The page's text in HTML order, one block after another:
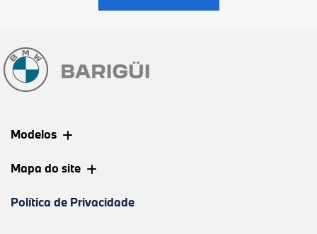
Modelos
Mapa do site
Política de Privacidade